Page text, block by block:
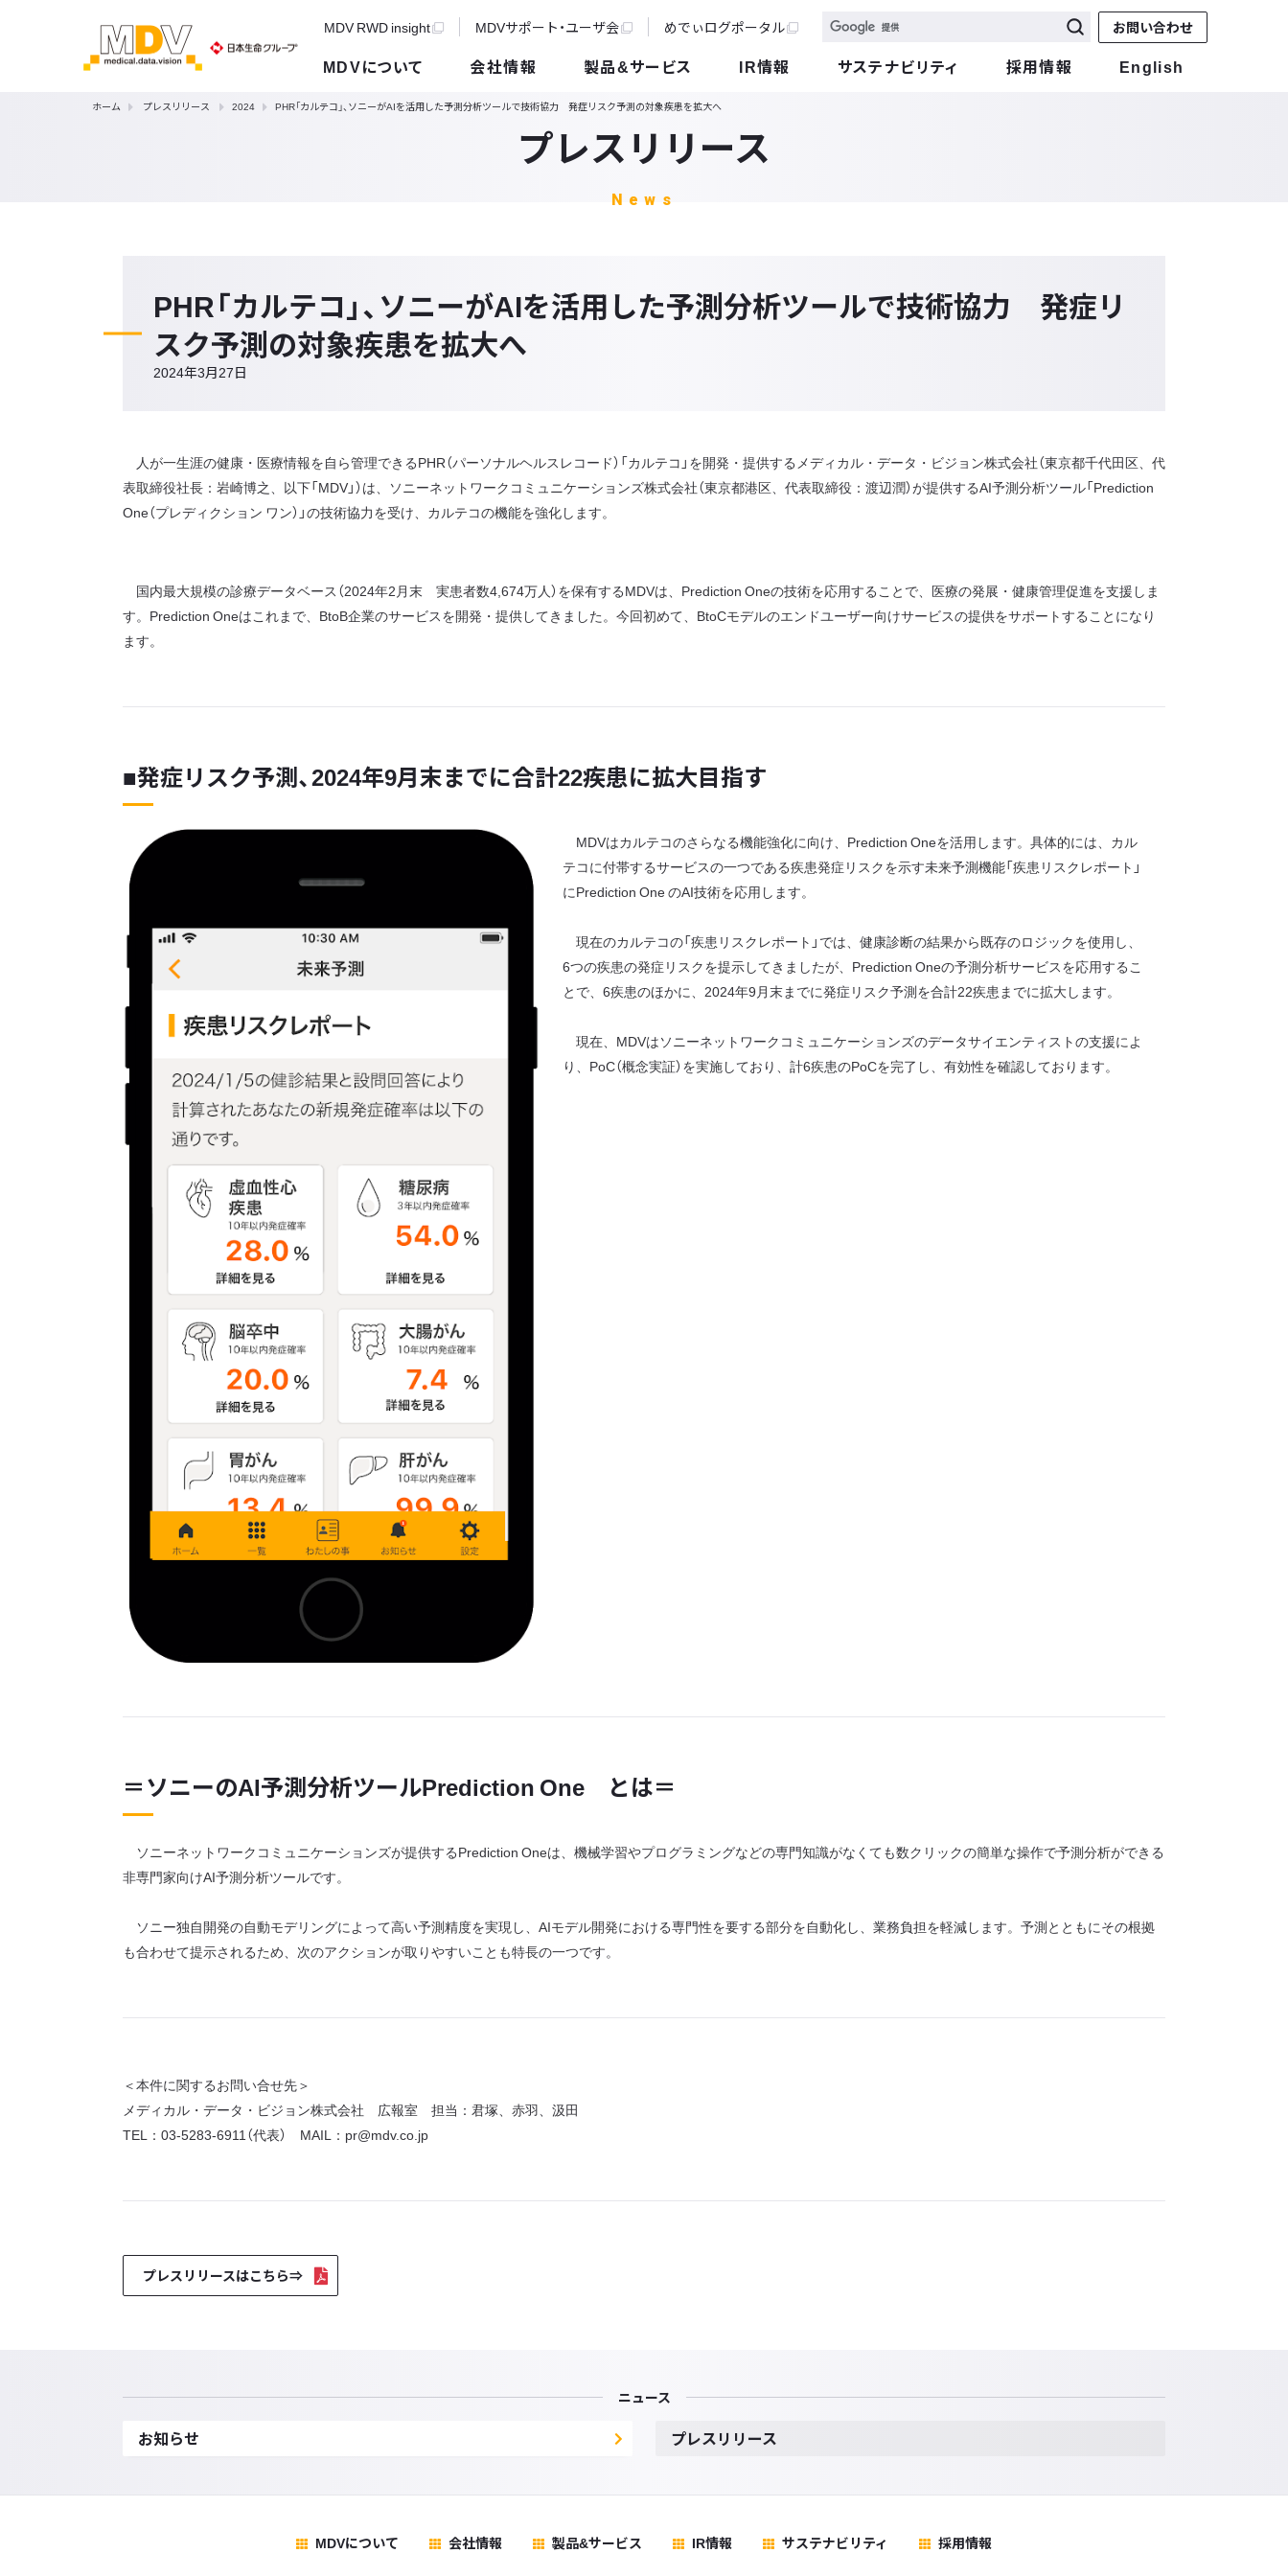
MDV RWD insight MDVサポート・ユーザ会 めでぃログポータル お問い合わせ
MDVについて 会社情報 製品&サービス IR情報 サステナビリティ 採用情報 English
ホーム プレスリリース 2024 PHR「カルテコ」、ソニーがAIを活用した予測分析ツールで技術協力 発症リスク予測の対象疾患を拡大へ
プレスリリース
News
PHR「カルテコ」、ソニーがAIを活用した予測分析ツールで技術協力 発症リ
スク予測の対象疾患を拡大へ
2024年3月27日
人が一生涯の健康・医療情報を自ら管理できるPHR（パーソナルヘルスレコード）「カルテコ」を開発・提供するメディカル・データ・ビジョン株式会社（東京都千代田区、代
表取締役社長：岩崎博之、以下「MDV」）は、ソニーネットワークコミュニケーションズ株式会社（東京都港区、代表取締役：渡辺潤）が提供するAI予測分析ツール「Prediction
One（プレディクション ワン）」の技術協力を受け、カルテコの機能を強化します。
国内最大規模の診療データベース（2024年2月末 実患者数4,674万人）を保有するMDVは、Prediction Oneの技術を応用することで、医療の発展・健康管理促進を支援しま
す。Prediction Oneはこれまで、BtoB企業のサービスを開発・提供してきました。今回初めて、BtoCモデルのエンドユーザー向けサービスの提供をサポートすることになり
ます。
■発症リスク予測、2024年9月末までに合計22疾患に拡大目指す
MDVはカルテコのさらなる機能強化に向け、Prediction Oneを活用します。具体的には、カル
テコに付帯するサービスの一つである疾患発症リスクを示す未来予測機能「疾患リスクレポート」
にPrediction One のAI技術を応用します。
現在のカルテコの「疾患リスクレポート」では、健康診断の結果から既存のロジックを使用し、
6つの疾患の発症リスクを提示してきましたが、Prediction Oneの予測分析サービスを応用するこ
とで、6疾患のほかに、2024年9月末までに発症リスク予測を合計22疾患までに拡大します。
現在、MDVはソニーネットワークコミュニケーションズのデータサイエンティストの支援によ
り、PoC（概念実証）を実施しており、計6疾患のPoCを完了し、有効性を確認しております。
＝ソニーのAI予測分析ツールPrediction One とは＝
ソニーネットワークコミュニケーションズが提供するPrediction Oneは、機械学習やプログラミングなどの専門知識がなくても数クリックの簡単な操作で予測分析ができる
非専門家向けAI予測分析ツールです。
ソニー独自開発の自動モデリングによって高い予測精度を実現し、AIモデル開発における専門性を要する部分を自動化し、業務負担を軽減します。予測とともにその根拠
も合わせて提示されるため、次のアクションが取りやすいことも特長の一つです。
＜本件に関するお問い合せ先＞
メディカル・データ・ビジョン株式会社 広報室 担当：君塚、赤羽、汲田
TEL：03-5283-6911（代表） MAIL：pr@mdv.co.jp
プレスリリースはこちら⇒
ニュース
お知らせ プレスリリース
MDVについて 会社情報 製品&サービス IR情報 サステナビリティ 採用情報